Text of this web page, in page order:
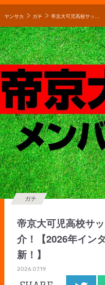
ヤンサカ ガチ 帝京大可児高校サッカー部メンバー紹介！【2026年インターハイ メンバー更新！】
帝京大可児高校サ
介！【2026年イン
新！】
ガチ
2026.07.19